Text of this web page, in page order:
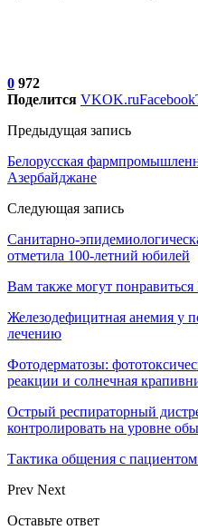
0 972
Поделится VKOK.ruFacebook
Предыдущая запись
Белорусская
Азербайджане
Следующая запись
Санитарно-
отметила 100-летний юбилей
Вам также могут понравиться
Железодефицитная анемия у
лечению
Фотодерматозы:
реакции и солнечная
Острый респираторный
контролировать на уровне
Тактика общения с
Prev Next
Оставьте ответ